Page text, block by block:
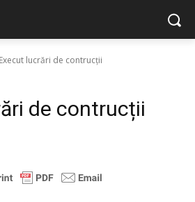
Execut lucrări de contrucții
de contrucții